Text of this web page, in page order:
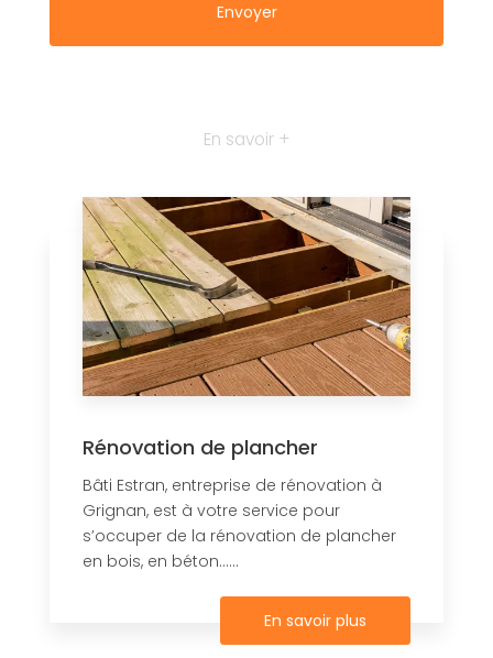
En savoir +
Rénovation de plancher
Bâti Estran, entreprise de rénovation à
Grignan, est à votre service pour
s’occuper de la rénovation de plancher
en bois, en béton......
En savoir plus